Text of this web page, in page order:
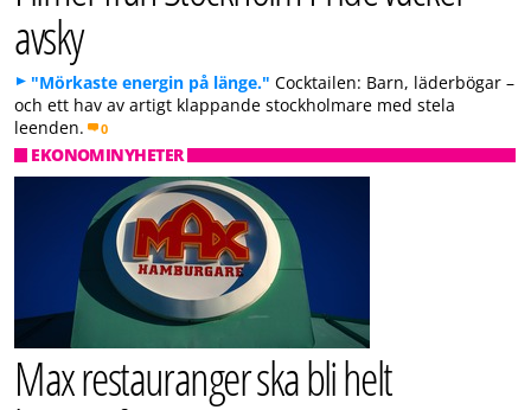
avsky
"Mörkaste energin på länge." Cocktailen: Barn, läderbögar –
och ett hav av artigt klappande stockholmare med stela
leenden.
0
EKONOMINYHETER
Max restauranger ska bli helt